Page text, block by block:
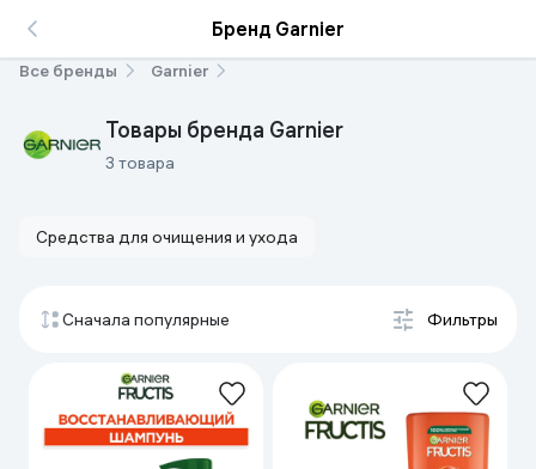
Бренд Garnier
Все бренды Garnier
Товары бренда Garnier
3 товара
Средства для очищения и ухода
Сначала популярные Фильтры